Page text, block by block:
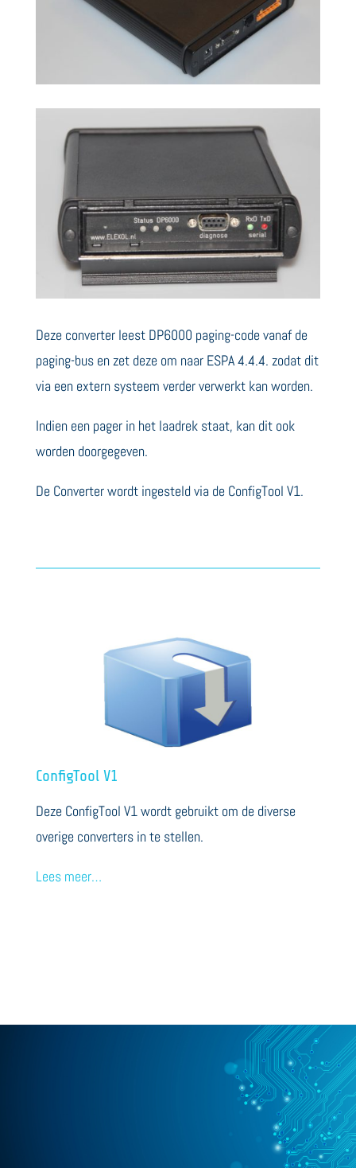
Deze converter leest DP6000 paging-code vanaf de
paging-bus en zet deze om naar ESPA 4.4.4. zodat dit
via een extern systeem verder verwerkt kan worden.
Indien een pager in het laadrek staat, kan dit ook
worden doorgegeven.
De Converter wordt ingesteld via de ConfigTool V1.
ConfigTool V1
Deze ConfigTool V1 wordt gebruikt om de diverse
overige converters in te stellen.
Lees meer…